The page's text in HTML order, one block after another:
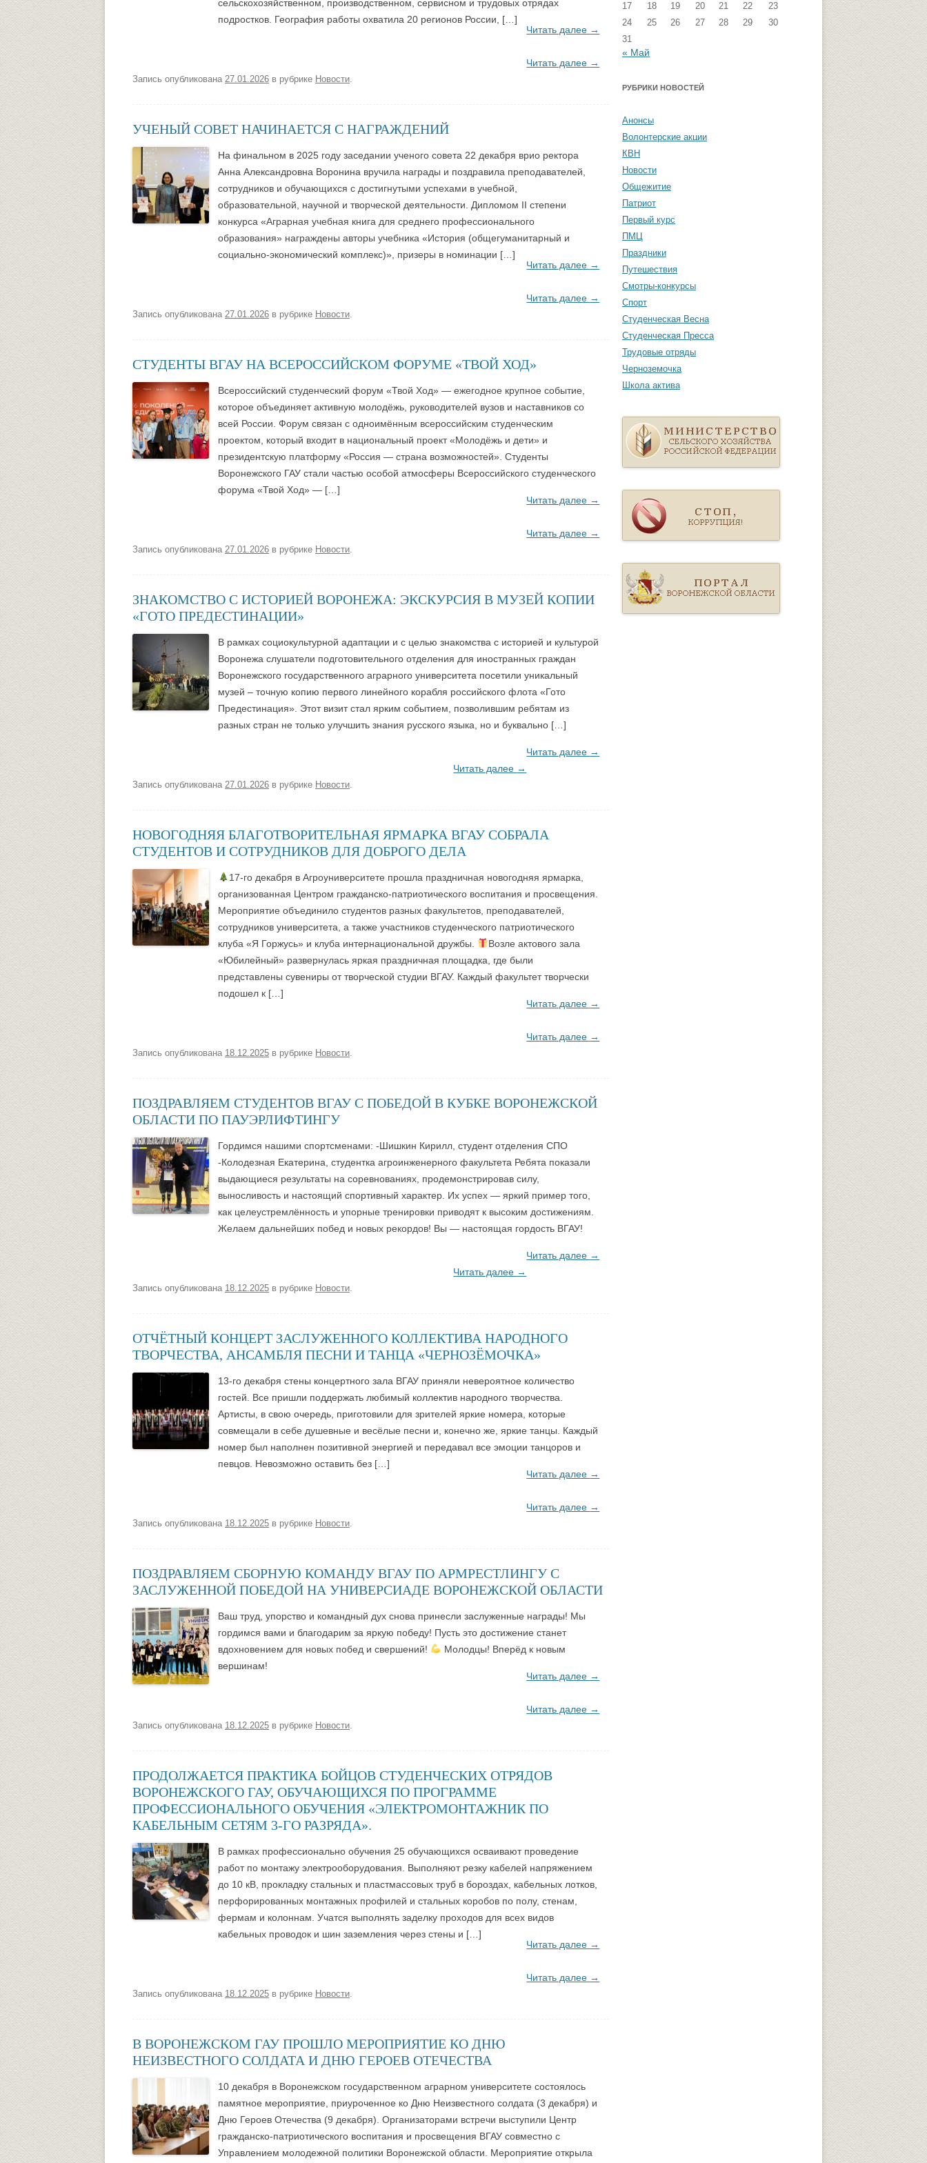
Университетский городок
Центр культуры и творчества
Центр гражданско-патриотического
ОБЩЕСТВЕННЫЕ ОРГАНИЗАЦИИ
Центр культуры и творчества
«отлично»
Материальная поддержка студентов
безопасность
Профилактика экстремизма
Террористическая угроза: памятка
Безопасность. Памятка студентам
Группа ФВМиТЖ
Группа СПО
Студенческая газета «Активы и
сельскохозяйственном, производственном, сервисном и трудовых отрядах
подростков. География работы охватила 20 регионов России, […]
Читать далее →
Читать далее →
Запись опубликована 27.01.2026 в рубрике Новости.
УЧЕНЫЙ СОВЕТ НАЧИНАЕТСЯ С НАГРАЖДЕНИЙ
На финальном в 2025 году заседании ученого совета 22 декабря врио ректора
Анна Александровна Воронина вручила награды и поздравила преподавателей,
сотрудников и обучающихся с достигнутыми успехами в учебной,
образовательной, научной и творческой деятельности. Дипломом ΙΙ степени
конкурса «Аграрная учебная книга для среднего профессионального
образования» награждены авторы учебника «История (общегуманитарный и
социально-экономический комплекс)», призеры в номинации […]
Читать далее →
Читать далее →
Запись опубликована 27.01.2026 в рубрике Новости.
СТУДЕНТЫ ВГАУ НА ВСЕРОССИЙСКОМ ФОРУМЕ «ТВОЙ ХОД»
Всероссийский студенческий форум «Твой Ход» — ежегодное крупное событие,
которое объединяет активную молодёжь, руководителей вузов и наставников со
всей России. Форум связан с одноимённым всероссийским студенческим
проектом, который входит в национальный проект «Молодёжь и дети» и
президентскую платформу «Россия — страна возможностей». Студенты
Воронежского ГАУ стали частью особой атмосферы Всероссийского студенческого
форума «Твой Ход» — […]
Читать далее →
Читать далее →
Запись опубликована 27.01.2026 в рубрике Новости.
ЗНАКОМСТВО С ИСТОРИЕЙ ВОРОНЕЖА: ЭКСКУРСИЯ В МУЗЕЙ КОПИИ
«ГОТО ПРЕДЕСТИНАЦИИ»
В рамках социокультурной адаптации и с целью знакомства с историей и культурой
Воронежа слушатели подготовительного отделения для иностранных граждан
Воронежского государственного аграрного университета посетили уникальный
музей – точную копию первого линейного корабля российского флота «Гото
Предестинация». Этот визит стал ярким событием, позволившим ребятам из
разных стран не только улучшить знания русского языка, но и буквально […]
Читать далее →
Читать далее →
Запись опубликована 27.01.2026 в рубрике Новости.
НОВОГОДНЯЯ БЛАГОТВОРИТЕЛЬНАЯ ЯРМАРКА ВГАУ СОБРАЛА
СТУДЕНТОВ И СОТРУДНИКОВ ДЛЯ ДОБРОГО ДЕЛА
17-го декабря в Агроуниверситете прошла праздничная новогодняя ярмарка,
организованная Центром гражданско-патриотического воспитания и просвещения.
Мероприятие объединило студентов разных факультетов, преподавателей,
сотрудников университета, а также участников студенческого патриотического
клуба «Я Горжусь» и клуба интернациональной дружбы.
Возле актового зала
«Юбилейный» развернулась яркая праздничная площадка, где были
представлены сувениры от творческой студии ВГАУ. Каждый факультет творчески
подошел к […]
Читать далее →
Читать далее →
Запись опубликована 18.12.2025 в рубрике Новости.
ПОЗДРАВЛЯЕМ СТУДЕНТОВ ВГАУ С ПОБЕДОЙ В КУБКЕ ВОРОНЕЖСКОЙ
ОБЛАСТИ ПО ПАУЭРЛИФТИНГУ
Гордимся нашими спортсменами: -Шишкин Кирилл, студент отделения СПО
-Колодезная Екатерина, студентка агроинженерного факультета Ребята показали
выдающиеся результаты на соревнованиях, продемонстрировав силу,
выносливость и настоящий спортивный характер. Их успех — яркий пример того,
как целеустремлённость и упорные тренировки приводят к высоким достижениям.
Желаем дальнейших побед и новых рекордов! Вы — настоящая гордость ВГАУ!
Читать далее →
Читать далее →
Запись опубликована 18.12.2025 в рубрике Новости.
ОТЧЁТНЫЙ КОНЦЕРТ ЗАСЛУЖЕННОГО КОЛЛЕКТИВА НАРОДНОГО
ТВОРЧЕСТВА, АНСАМБЛЯ ПЕСНИ И ТАНЦА «ЧЕРНОЗЁМОЧКА»
13-го декабря стены концертного зала ВГАУ приняли невероятное количество
гостей. Все пришли поддержать любимый коллектив народного творчества.
Артисты, в свою очередь, приготовили для зрителей яркие номера, которые
совмещали в себе душевные и весёлые песни и, конечно же, яркие танцы. Каждый
номер был наполнен позитивной энергией и передавал все эмоции танцоров и
певцов. Невозможно оставить без […]
Читать далее →
Читать далее →
Запись опубликована 18.12.2025 в рубрике Новости.
ПОЗДРАВЛЯЕМ СБОРНУЮ КОМАНДУ ВГАУ ПО АРМРЕСТЛИНГУ С
ЗАСЛУЖЕННОЙ ПОБЕДОЙ НА УНИВЕРСИАДЕ ВОРОНЕЖСКОЙ ОБЛАСТИ
Ваш труд, упорство и командный дух снова принесли заслуженные награды! Мы
гордимся вами и благодарим за яркую победу! Пусть это достижение станет
вдохновением для новых побед и свершений!
Молодцы! Вперёд к новым
вершинам!
Читать далее →
Читать далее →
Запись опубликована 18.12.2025 в рубрике Новости.
ПРОДОЛЖАЕТСЯ ПРАКТИКА БОЙЦОВ СТУДЕНЧЕСКИХ ОТРЯДОВ
ВОРОНЕЖСКОГО ГАУ, ОБУЧАЮЩИХСЯ ПО ПРОГРАММЕ
ПРОФЕССИОНАЛЬНОГО ОБУЧЕНИЯ «ЭЛЕКТРОМОНТАЖНИК ПО
КАБЕЛЬНЫМ СЕТЯМ 3-ГО РАЗРЯДА».
В рамках профессионально обучения 25 обучающихся осваивают проведение
работ по монтажу электрооборудования. Выполняют резку кабелей напряжением
до 10 кВ, прокладку стальных и пластмассовых труб в бороздах, кабельных лотков,
перфорированных монтажных профилей и стальных коробов по полу, стенам,
фермам и колоннам. Учатся выполнять заделку проходов для всех видов
кабельных проводок и шин заземления через стены и […]
Читать далее →
Читать далее →
Запись опубликована 18.12.2025 в рубрике Новости.
В ВОРОНЕЖСКОМ ГАУ ПРОШЛО МЕРОПРИЯТИЕ КО ДНЮ
НЕИЗВЕСТНОГО СОЛДАТА И ДНЮ ГЕРОЕВ ОТЕЧЕСТВА
10 декабря в Воронежском государственном аграрном университете состоялось
памятное мероприятие, приуроченное ко Дню Неизвестного солдата (3 декабря) и
Дню Героев Отечества (9 декабря). Организаторами встречи выступили Центр
гражданско-патриотического воспитания и просвещения ВГАУ совместно с
Управлением молодежной политики Воронежской области. Мероприятие открыла
17
18 19 20 21 22
23
24
25 26 27 28 29
30
31
« Май
РУБРИКИ НОВОСТЕЙ
Анонсы
Волонтерские акции
КВН
Новости
Общежитие
Патриот
Первый курс
ПМЦ
Праздники
Путешествия
Смотры-конкурсы
Спорт
Студенческая Весна
Студенческая Пресса
Трудовые отряды
Черноземочка
Школа актива